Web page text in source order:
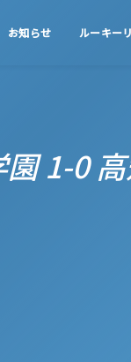
お知らせ ルーキー
園 1-0